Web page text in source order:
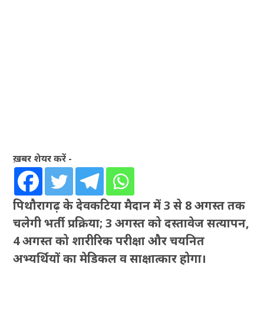
ख़बर शेयर करें -
पिथौरागढ़ के देवकटिया मैदान में 3 से 8 अगस्त तक
चलेगी भर्ती प्रक्रिया; 3 अगस्त को दस्तावेज सत्यापन,
4 अगस्त को शारीरिक परीक्षा और चयनित
अभ्यर्थियों का मेडिकल व साक्षात्कार होगा।